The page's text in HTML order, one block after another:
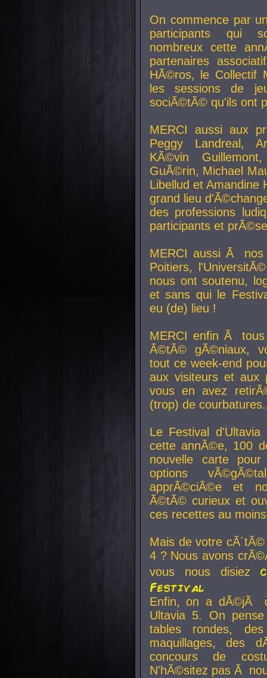
On commence par
participants qui
nombreux cette
partenaires
HÃ©ros, le Collectif
les sessions de
sociÃ©tÃ© qu'ils ont
MERCI aussi aux
Peggy Landreal,
KÃ©vin
GuÃ©rin, Michael
Libellud et Amandine
grand lieu
des professions
participants et
MERCI aussi Ã nos
Poitiers,
nous ont soutenu,
et sans qui le
eu (de) lieu !
MERCI enfin Ã
Ã©tÃ© gÃ©niaux,
tout ce week-end
aux visiteurs et aux
vous en avez
(trop) de courbatures.
Le Festival
cette annÃ©e, 100
nouvelle carte
options
apprÃ©ciÃ©e et
Ã©tÃ© curieux et
ces recettes au
Mais de votre
4 ? Nous avons
vous nous disiez
Festival
Enfin, on a dÃ©jÃ
Ultavia 5. On
tables rondes,
maquillages, des
concours de
N'hÃ©sitez pas Ã